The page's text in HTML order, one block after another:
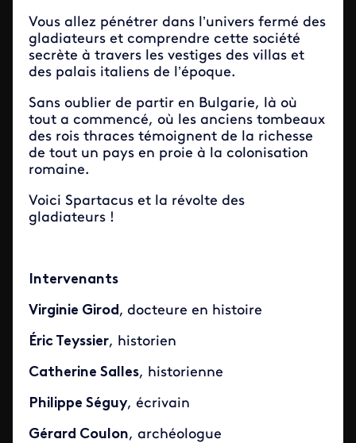
Vous allez pénétrer dans l’univers fermé des
gladiateurs et comprendre cette société
secrète à travers les vestiges des villas et
des palais italiens de l’époque.
Sans oublier de partir en Bulgarie, là où
tout a commencé, où les anciens tombeaux
des rois thraces témoignent de la richesse
de tout un pays en proie à la colonisation
romaine.
Voici Spartacus et la révolte des
gladiateurs !
Intervenants
Virginie Girod, docteure en histoire
Éric Teyssier, historien
Catherine Salles, historienne
Philippe Séguy, écrivain
Gérard Coulon, archéologue